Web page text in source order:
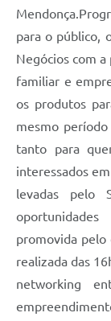
para o público,
Negócios com
familiar e
os produtos
mesmo
tanto para
interessados
levadas pelo
promovida pelo
realizada das
networking